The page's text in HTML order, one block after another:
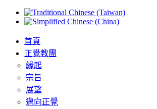
首頁
正覺教團
緣起
宗旨
展望
邁向正覺